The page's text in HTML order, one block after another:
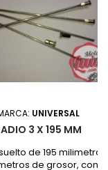
UNIVERSAL
3 X 195 MM
de 195 milimetros
de grosor, con la